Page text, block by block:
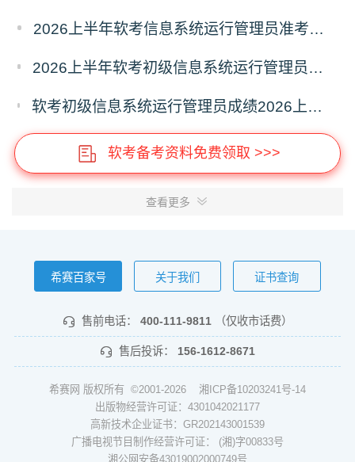
2026上半年软考信息系统运行管理员准考证打印时间入口及要求
2026上半年软考初级信息系统运行管理员成绩多久能出？成绩查询时间多少？
软考初级信息系统运行管理员成绩2026上半年多久能查？26上半年信息系统运行管理员成绩查询
软考备考资料免费领取 >>>
查看更多
希赛百家号 关于我们 证书查询
售前电话： 400-111-9811 （仅收市话费）
售后投诉： 156-1612-8671
希赛网 版权所有 ©2001-2026 湘ICP备10203241号-14
出版物经营许可证：4301042021177
高新技术企业证书：GR202143001539
广播电视节目制作经营许可证： (湘)字00833号
湘公网安备43019002000749号